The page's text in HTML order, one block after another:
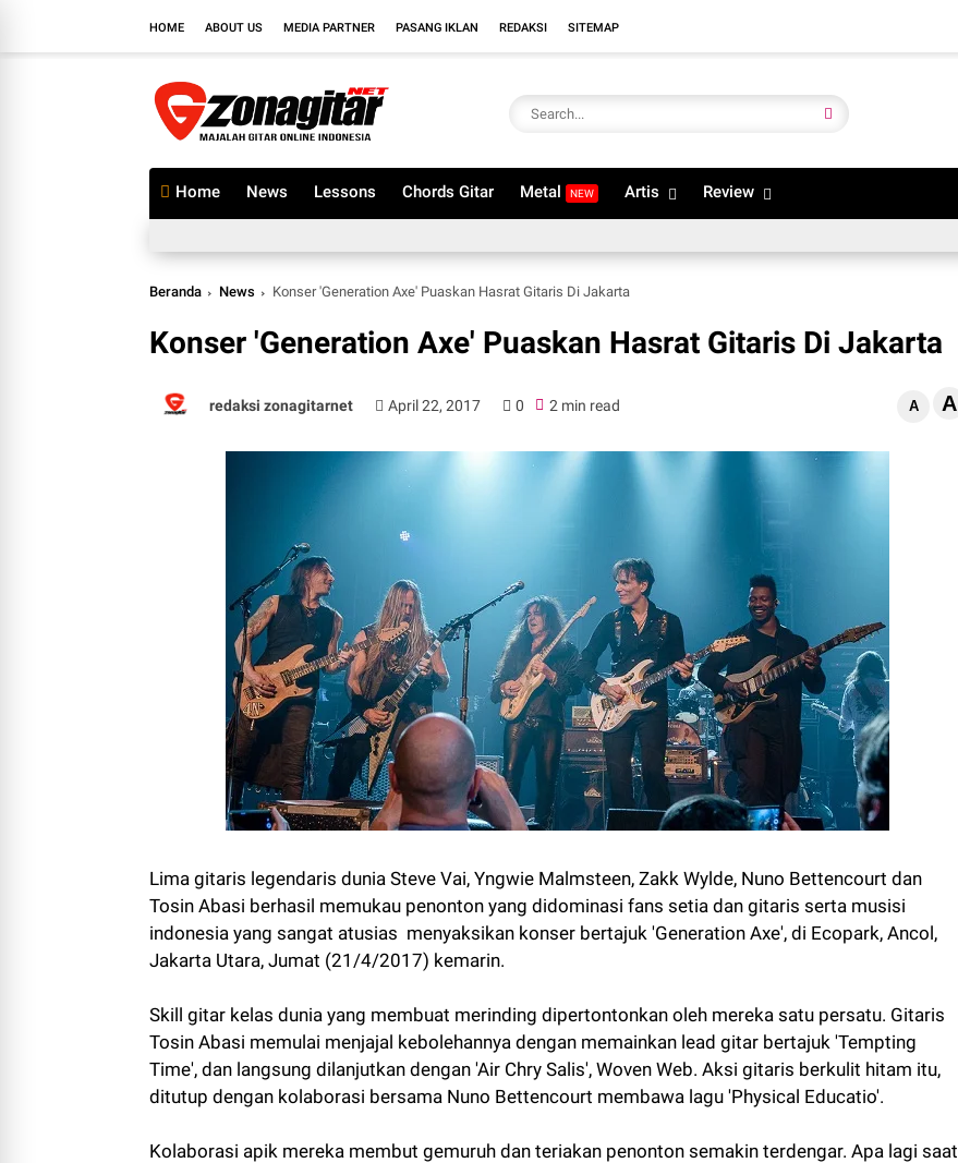
HOME ABOUT US MEDIA PARTNER PASANG IKLAN REDAKSI SITEMAP
Home News Lessons Chords Gitar Metal NEW Artis Review
Beranda News Konser 'Generation Axe' Puaskan Hasrat Gitaris Di Jakarta
Konser 'Generation Axe' Puaskan Hasrat Gitaris Di Jakarta
redaksi zonagitarnet April 22, 2017 0 2 min read A A
Lima gitaris legendaris dunia Steve Vai, Yngwie Malmsteen, Zakk Wylde, Nuno Bettencourt dan
Tosin Abasi berhasil memukau penonton yang didominasi fans setia dan gitaris serta musisi
indonesia yang sangat atusias menyaksikan konser bertajuk 'Generation Axe', di Ecopark, Ancol,
Jakarta Utara, Jumat (21/4/2017) kemarin.
Skill gitar kelas dunia yang membuat merinding dipertontonkan oleh mereka satu persatu. Gitaris
Tosin Abasi memulai menjajal kebolehannya dengan memainkan lead gitar bertajuk 'Tempting
Time', dan langsung dilanjutkan dengan 'Air Chry Salis', Woven Web. Aksi gitaris berkulit hitam itu,
ditutup dengan kolaborasi bersama Nuno Bettencourt membawa lagu 'Physical Educatio'.
Kolaborasi apik mereka membut gemuruh dan teriakan penonton semakin terdengar. Apa lagi saat